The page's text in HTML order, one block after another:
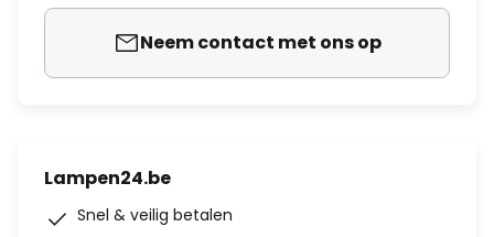
Neem contact met ons op
Lampen24.be
Snel & veilig betalen